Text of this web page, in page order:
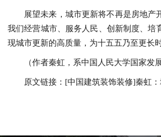
展望未来，城市更新将不再是房地
我们经营城市、服务人民、创新制度、
现城市更新的高质量，为十五五乃至更长
（作者秦虹，系中国人民大学国家发
原文链接： [中国建筑装饰装修]秦虹